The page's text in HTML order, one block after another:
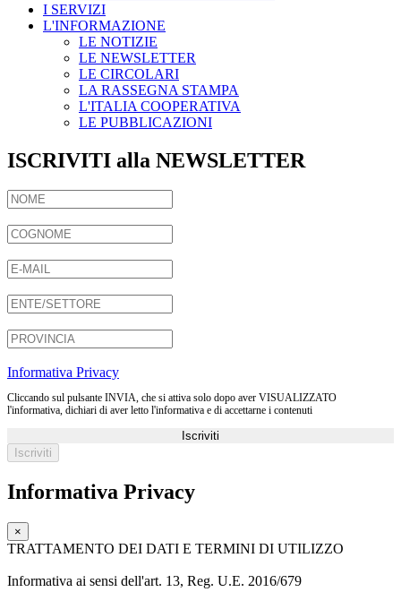
I SERVIZI
L'INFORMAZIONE
LE NOTIZIE
LE NEWSLETTER
LE CIRCOLARI
LA RASSEGNA STAMPA
L'ITALIA COOPERATIVA
LE PUBBLICAZIONI
ISCRIVITI alla NEWSLETTER
Informativa Privacy
Cliccando sul pulsante INVIA, che si attiva solo dopo aver VISUALIZZATO
l'informativa, dichiari di aver letto l'informativa e di accettarne i contenuti
Iscriviti
Informativa Privacy
×
TRATTAMENTO DEI DATI E TERMINI DI UTILIZZO
Informativa ai sensi dell'art. 13, Reg. U.E. 2016/679